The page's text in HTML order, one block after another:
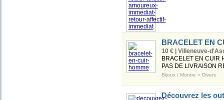
BRACELET EN
10 € | Villeneuve-
BRACELET EN CUIR
PAS DE LIVRAISON
Bijoux / Montre > Divers
Découvrez les